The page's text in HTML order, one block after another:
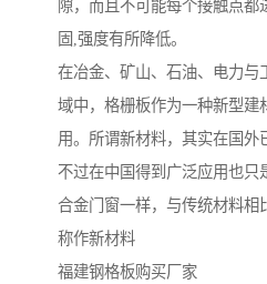
隙，而且不可能每个接触点都
固,强度有所降低。
在冶金、矿山、石油、电力与
域中，格栅板作为一种新型建
用。所谓新材料，其实在国外
不过在中国得到广泛应用也只
合金门窗一样，与传统材料相
称作新材料
福建钢格板购买厂家